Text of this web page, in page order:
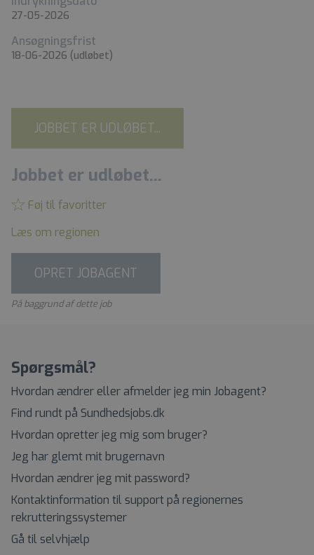
27-05-2026
Ansøgningsfrist
18-06-2026 (udløbet)
JOBBET ER UDLØBET...
Jobbet er udløbet...
Føj til favoritter
Læs om regionen
OPRET JOBAGENT
På baggrund af dette job
Spørgsmål?
Hvordan ændrer eller afmelder jeg min Jobagent?
Find rundt på Sundhedsjobs.dk
Hvordan opretter jeg mig som bruger?
Jeg har glemt mit brugernavn
Hvordan ændrer jeg mit password?
Kontaktinformation til support på regionernes
rekrutteringssystemer
Gå til selvhjælp